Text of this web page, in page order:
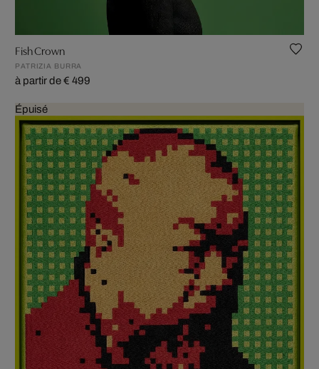
Fish Crown
PATRIZIA BURRA
à partir de € 499
Épuisé